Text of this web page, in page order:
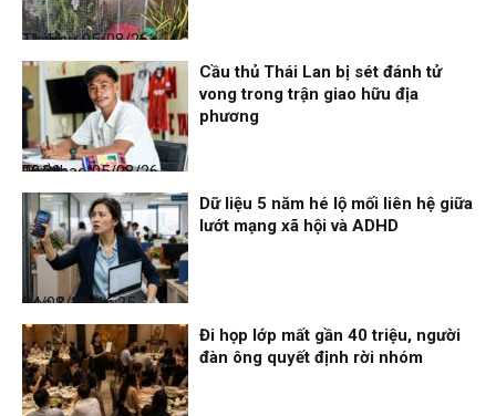
Thời sự
05/08/26, 11:44
Thể thao
05/08/26, 08:39
Cầu thủ Thái Lan bị sét đánh tử
vong trong trận giao hữu địa
phương
Đọc & Ngẫm
04/08/26, 16:25
Dữ liệu 5 năm hé lộ mối liên hệ giữa
lướt mạng xã hội và ADHD
Đi họp lớp mất gần 40 triệu, người
đàn ông quyết định rời nhóm